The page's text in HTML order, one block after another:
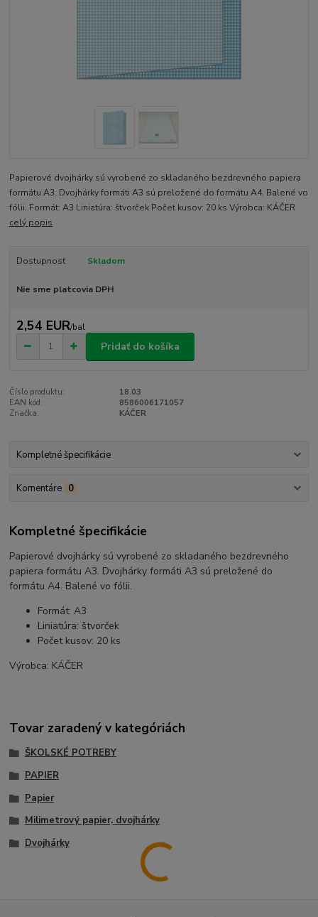
Papierové dvojhárky sú vyrobené zo skladaného bezdrevného papiera
formátu A3. Dvojhárky formáti A3 sú preložené do formátu A4. Balené vo
fólii. Formát: A3 Liniatúra: štvorček Počet kusov: 20 ks Výrobca: KÁČER
celý popis
Dostupnosť Skladom
Nie sme platcovia DPH
2,54 EUR/bal
Pridať do košíka
Číslo produktu:
18.03
EAN kód:
8586006171057
Značka:
KÁČER
Kompletné špecifikácie
Komentáre 0
Kompletné špecifikácie
Papierové dvojhárky sú vyrobené zo skladaného bezdrevného
papiera formátu A3. Dvojhárky formáti A3 sú preložené do
formátu A4. Balené vo fólii.
Formát: A3
Liniatúra: štvorček
Počet kusov: 20 ks
Výrobca: KÁČER
Tovar zaradený v kategóriách
ŠKOLSKÉ POTREBY
PAPIER
Papier
Milimetrový papier, dvojhárky
Dvojhárky